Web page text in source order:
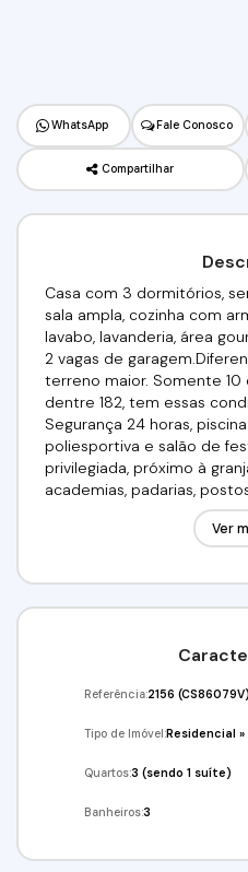
WhatsApp Fale Conosco
Compartilhar
Casa com 3 dormitórios,
sala ampla, cozinha com
lavabo, lavanderia, área
2 vagas de
terreno maior. Somente 10
dentre 182, tem essas
Segurança 24 horas,
poliesportiva e salão de
privilegiada, próximo à
academias, padarias,
supermercados, farmácias,
hospitais, escolas e
Ver
Referência:2156 (CS86079V)
Tipo de Imóvel:Residencial »
Quartos:3 (sendo 1 suíte)
Banheiros:3